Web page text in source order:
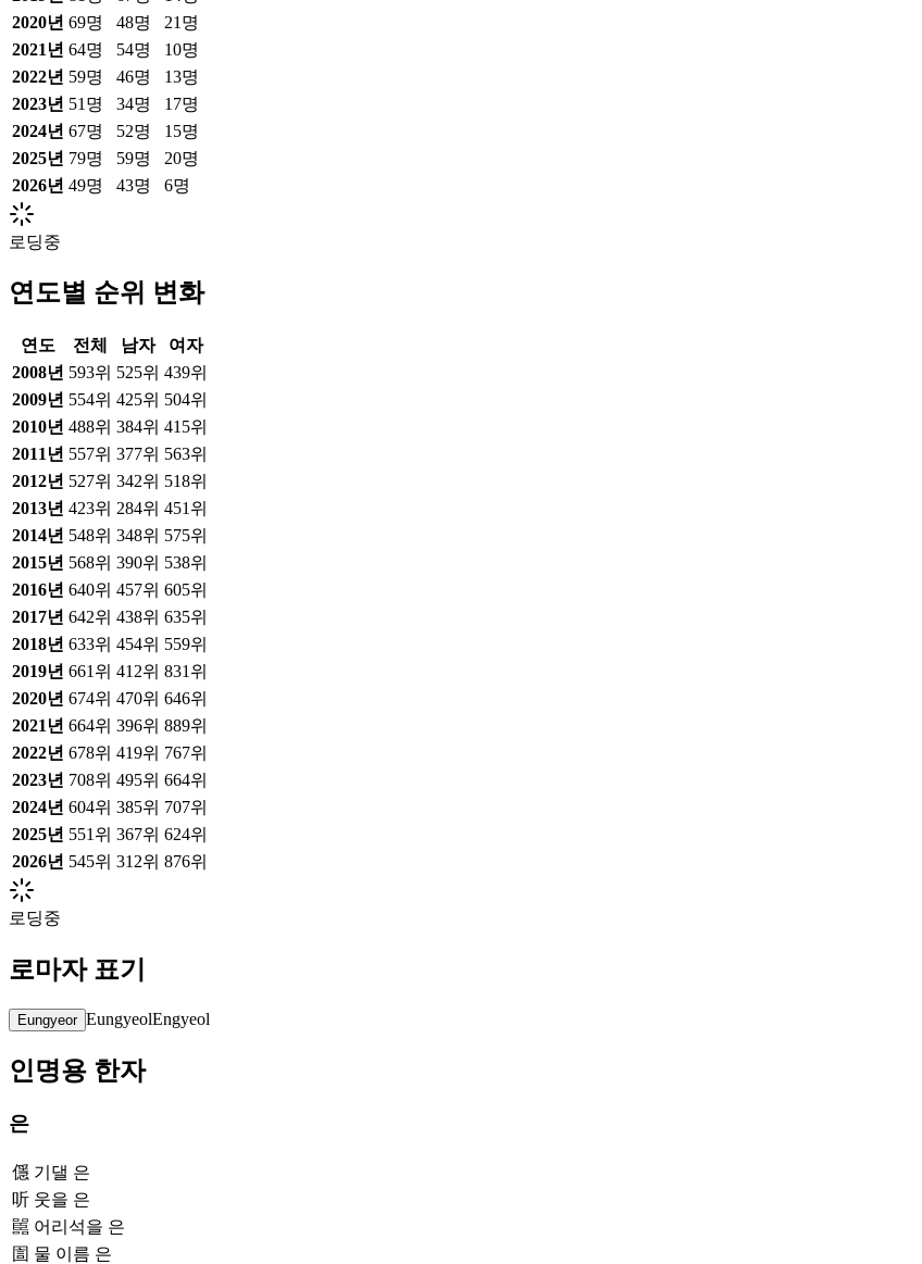
2020년 69명 48명 21 명
2021 년 64명 54명 10명
2022년 59명 46명 13명
2023년 51 명 34명 17명
2024년 67명 52명 15명
2025년 79명 59명 20명
2026년 49명 43명 6명
로딩중
연도별 순위 변화
연도 전체 남자
여자
2008년 593위 525위 439위
2009년 554위 425위 504위
2010년 488위 384위 415위
2011 년 557위 377위 563위
2012년 527위 342위 518위
2013년 423위 284위 451위
2014년 548위 348위 575위
2015년 568위 390위 538위
2016년 640위 457위 605위
2017년 642위 438위 635위
2018년 633위 454위 559위
2019년 661위 412위 831위
2020년 674위 470위 646위
2021 년 664위 396위 889위
2022년 678위 419위 767위
2023년 708위 495위 664위
2024년 604위 385위 707위
2025년 551위 367위 624위
2026년 545위 312위 876위
로딩중
로마자 표기
Eungyeor EungyeolEngyeol
인명용 한자
은
㒚 기댈 은
听 웃을 은
嚚 어리석을 은
圁 물 이름 은